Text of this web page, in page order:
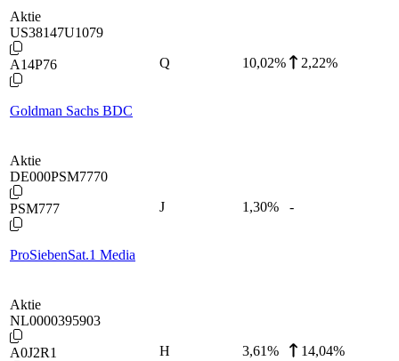
Aktie
US38147U1079
A14P76
Goldman Sachs BDC
Q 10,02% 2,22%
Aktie
DE000PSM7770
PSM777
ProSiebenSat.1 Media
J 1,30% -
Aktie
NL0000395903
A0J2R1 H 3,61% 14,04%